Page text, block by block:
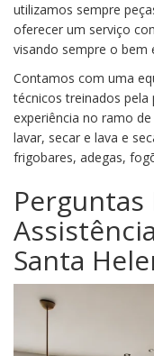
utilizamos sempre
oferecer um serviço
visando sempre o bem
Contamos com uma
técnicos treinados
experiência no ramo
lavar, secar e lava e
frigobares, adegas,
Santa